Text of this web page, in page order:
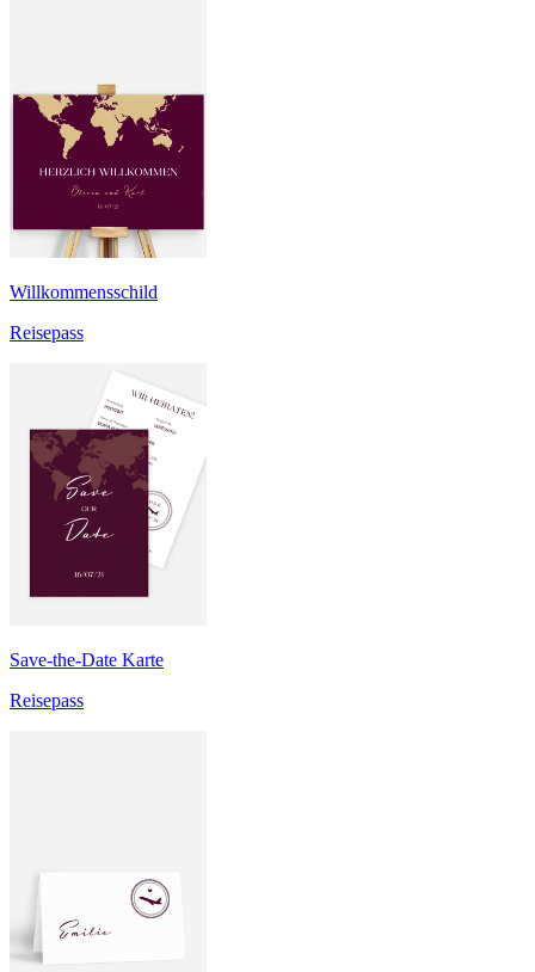
Willkommensschild
Reisepass
Save-the-Date Karte
Reisepass